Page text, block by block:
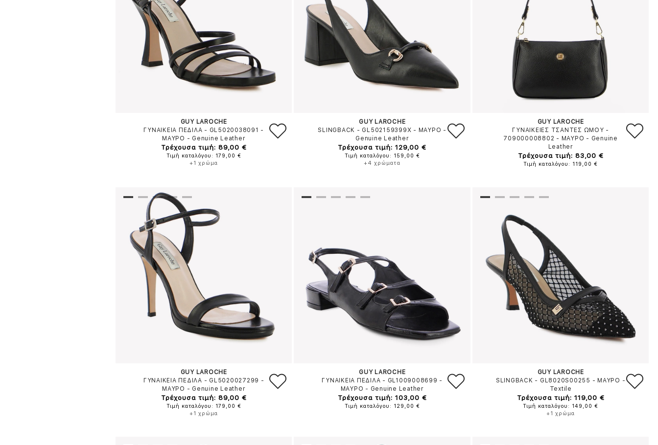
GUY LAROCHE
ΓΥΝΑΙΚΕΙΑ ΠΕΔΙΛΑ - GL5020038091 -
ΜΑΥΡΟ - Genuine Leather
Τρέχουσα τιμή: 89,00 €
Τιμή καταλόγου: 179,00 €
+1 χρώμα
GUY LAROCHE
SLINGBACK - GL502159399X - ΜΑΥΡΟ -
Genuine Leather
Τρέχουσα τιμή: 129,00 €
Τιμή καταλόγου: 159,00 €
+4 χρώματα
GUY LAROCHE
ΓΥΝΑΙΚΕΙΕΣ ΤΣΑΝΤΕΣ ΩΜΟΥ -
709000008802 - ΜΑΥΡΟ - Genuine
Leather
Τρέχουσα τιμή: 83,00 €
Τιμή καταλόγου: 119,00 €
GUY LAROCHE
ΓΥΝΑΙΚΕΙΑ ΠΕΔΙΛΑ - GL5020027299 -
ΜΑΥΡΟ - Genuine Leather
Τρέχουσα τιμή: 89,00 €
Τιμή καταλόγου: 179,00 €
+1 χρώμα
GUY LAROCHE
ΓΥΝΑΙΚΕΙΑ ΠΕΔΙΛΑ - GL1009008699 -
ΜΑΥΡΟ - Genuine Leather
Τρέχουσα τιμή: 103,00 €
Τιμή καταλόγου: 129,00 €
GUY LAROCHE
SLINGBACK - GL8020S00255 - ΜΑΥΡΟ -
Textile
Τρέχουσα τιμή: 119,00 €
Τιμή καταλόγου: 149,00 €
+1 χρώμα